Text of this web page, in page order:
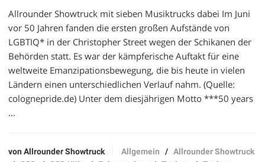
Allrounder Showtruck mit sieben Musiktrucks dabei Im Juni
vor 50 Jahren fanden die ersten großen Aufstände von
LGBTIQ* in der Christopher Street wegen der Schikanen der
Behörden statt. Es war der kämpferische Auftakt für eine
weltweite Emanzipationsbewegung, die bis heute in vielen
Ländern einen unterschiedlichen Verlauf nahm. (Quelle:
colognepride.de) Unter dem diesjährigen Motto ***50 years
…
von Allrounder Showtruck Allgemein /Allrounder Showtruck